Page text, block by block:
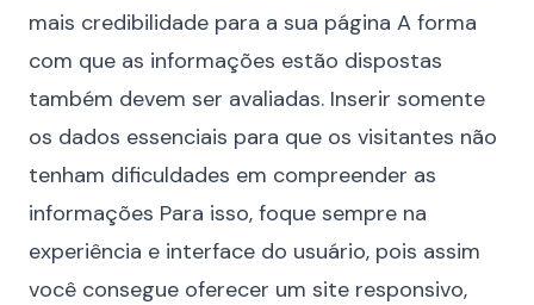
mais credibilidade para a sua página A forma
com que as informações estão dispostas
também devem ser avaliadas. Inserir somente
os dados essenciais para que os visitantes não
tenham dificuldades em compreender as
informações Para isso, foque sempre na
experiência e interface do usuário, pois assim
você consegue oferecer um site responsivo,